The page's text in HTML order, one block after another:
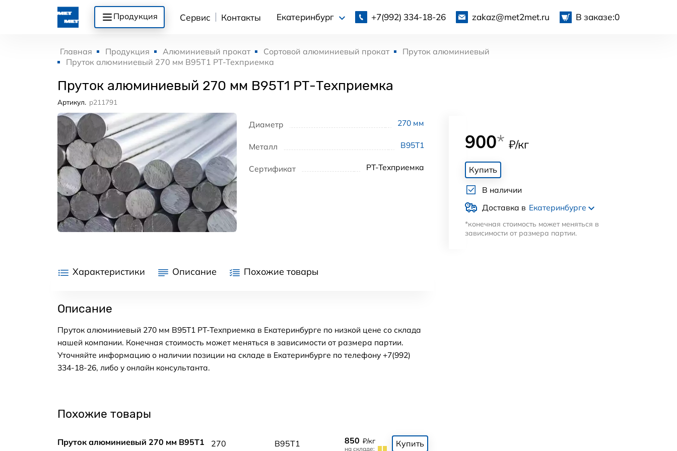
Продукция Сервис Контакты Екатеринбург +7(992) 334-18-26 zakaz@met2met.ru В заказе:0
Главная Продукция Алюминиевый прокат Сортовой алюминиевый прокат
Пруток алюминиевый
Пруток алюминиевый 270 мм В95Т1 РТ-Техприемка
Пруток алюминиевый 270 мм В95Т1 РТ-Техприемка
Артикул. p211791
Диаметр 270 мм
Металл В95Т1
Сертификат РТ-Техприемка
900* ₽/кг
Купить
В наличии
Доставка в Екатеринбурге
*конечная стоимость может меняться в
зависимости от размера партии.
Характеристики Описание Похожие товары
Описание
Пруток алюминиевый 270 мм В95Т1 РТ-Техприемка в Екатеринбурге по низкой цене со склада
нашей компании. Конечная стоимость может меняться в зависимости от размера партии.
Уточняйте информацию о наличии позиции на складе в Екатеринбурге по телефону +7(992)
334-18-26, либо у онлайн консультанта.
Похожие товары
Пруток алюминиевый 270 мм В95Т1 270 В95Т1 850 ₽/кг
на складе:
Купить